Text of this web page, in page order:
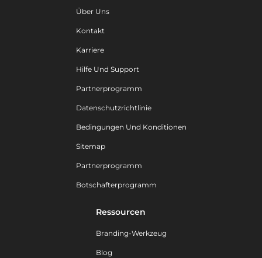
Über Uns
Kontakt
Karriere
Hilfe Und Support
Partnerprogramm
Datenschutzrichtlinie
Bedingungen Und Konditionen
Sitemap
Partnerprogramm
Botschafterprogramm
Ressourcen
Branding-Werkzeug
Blog